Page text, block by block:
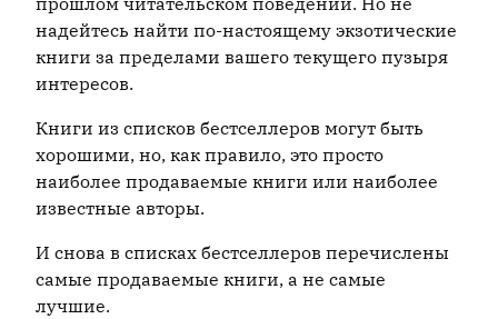
надейтесь найти по-настоящему экзотические
книги за пределами вашего текущего пузыря
интересов.
Книги из списков бестселлеров могут быть
хорошими, но, как правило, это просто
наиболее продаваемые книги или наиболее
известные авторы.
И снова в списках бестселлеров перечислены
самые продаваемые книги, а не самые
лучшие.